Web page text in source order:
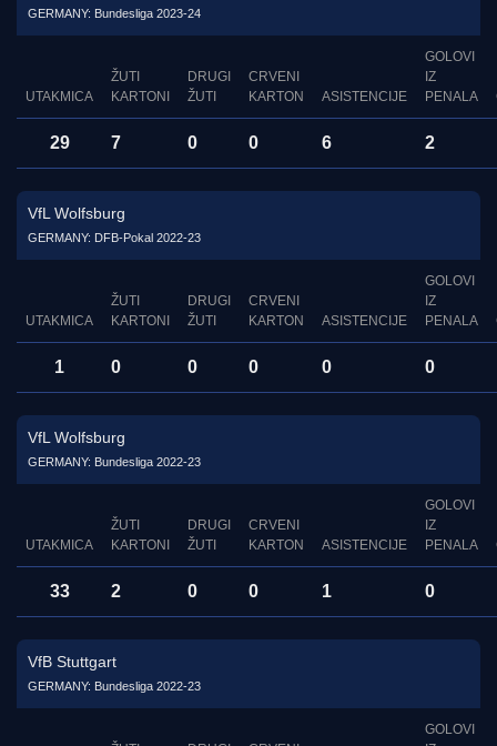
GERMANY: Bundesliga 2023-24
UTAKMICA
ŽUTI
KARTONI
DRUGI
ŽUTI
CRVENI
KARTON
ASISTENCIJE
GOLOVI
IZ
PENALA
29 7 0 0 6 2
VfL Wolfsburg
GERMANY: DFB-Pokal 2022-23
UTAKMICA
ŽUTI
KARTONI
DRUGI
ŽUTI
CRVENI
KARTON
ASISTENCIJE
GOLOVI
IZ
PENALA
1 0 0 0 0 0
VfL Wolfsburg
GERMANY: Bundesliga 2022-23
UTAKMICA
ŽUTI
KARTONI
DRUGI
ŽUTI
CRVENI
KARTON
ASISTENCIJE
GOLOVI
IZ
PENALA
33 2 0 0 1 0
VfB Stuttgart
GERMANY: Bundesliga 2022-23
GOLOVI